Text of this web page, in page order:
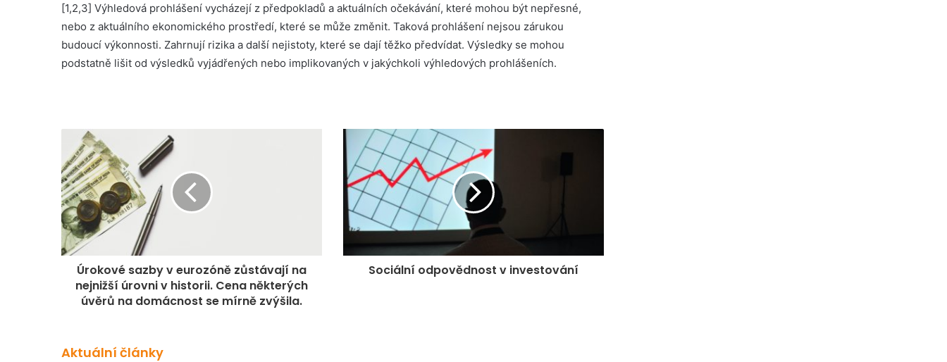
[1,2,3] Výhledová prohlášení vycházejí z předpokladů a aktuálních očekávání, které mohou být nepřesné,
nebo z aktuálního ekonomického prostředí, které se může změnit. Taková prohlášení nejsou zárukou
budoucí výkonnosti. Zahrnují rizika a další nejistoty, které se dají těžko předvídat. Výsledky se mohou
podstatně lišit od výsledků vyjádřených nebo implikovaných v jakýchkoli výhledových prohlášeních.
Úrokové sazby v eurozóně zůstávají na
nejnižší úrovni v historii. Cena některých
úvěrů na domácnost se mírně zvýšila.
Sociální odpovědnost v investování
Aktuální články